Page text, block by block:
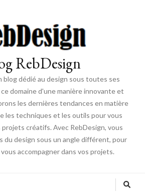
RebDesign
blog dédié au design sous toutes ses
domaine d'une manière innovante et
les dernières tendances en matière
les techniques et les outils pour vous
projets créatifs. Avec RebDesign, vous
du design sous un angle différent, pour
accompagner dans vos projets.